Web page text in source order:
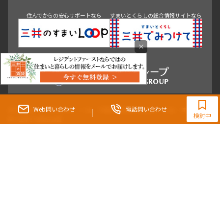
Web問い合わせ 電話問い合わせ
0120-321-364
9:30~18:00（水曜定休）
検討中
住んでからの安心サポートなら すまいとくらしの総合情報サイトなら
東京都知事（3）第96482号 （一社） 不動産流通経営協会会員 （公社） 首都圏不動
×